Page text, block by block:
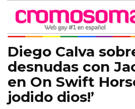
Diego Calva
desnudas con
en On Swift
jodido dios!’